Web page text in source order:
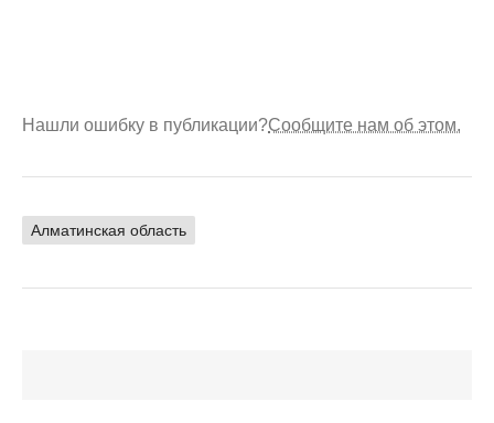
Нашли ошибку в публикации?Сообщите нам об этом.
Алматинская область